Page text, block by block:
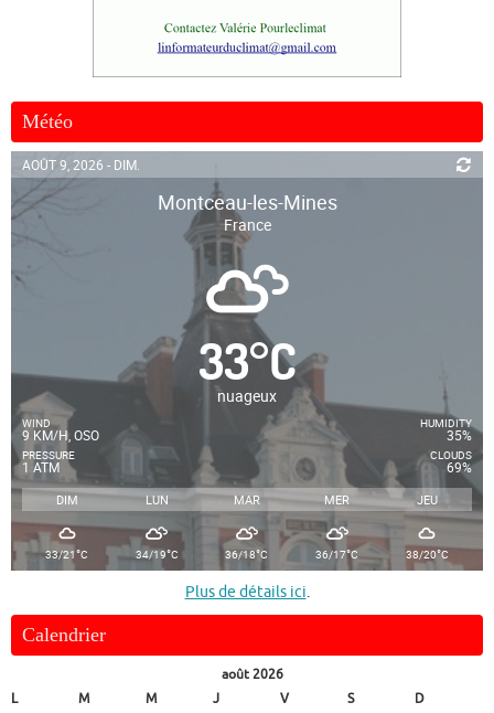
Météo
AOÛT 9, 2026 - DIM.
Montceau-les-Mines
France
33°C
nuageux
WIND
9 KM/H, OSO
PRESSURE
1 ATM
HUMIDITY
35%
CLOUDS
69%
DIM LUN MAR MER JEU
33/21°C 34/19°C 36/18°C 36/17°C 38/20°C
Plus de détails ici.
Calendrier
août 2026
L
M M J V S D